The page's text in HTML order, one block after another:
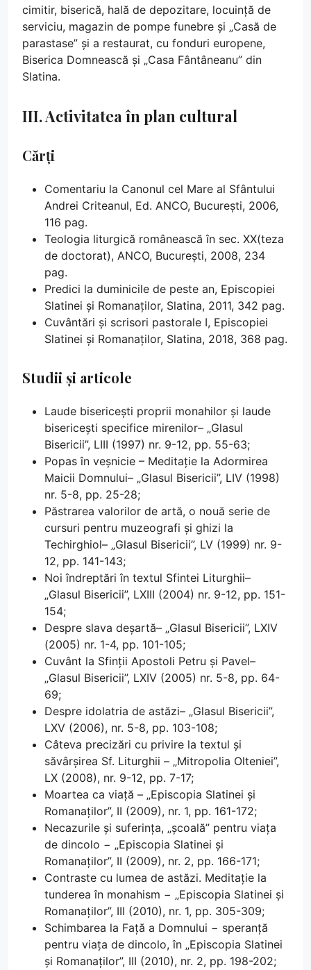
cimitir, biserică, hală de depozitare, locuință de
serviciu, magazin de pompe funebre și „Casă de
parastase” și a restaurat, cu fonduri europene,
Biserica Domnească și „Casa Fântâneanu” din
Slatina.
III. Activitatea în plan cultural
Cărți
Comentariu la Canonul cel Mare al Sfântului
Andrei Criteanul, Ed. ANCO, București, 2006,
116 pag.
Teologia liturgică românească în sec. XX(teza
de doctorat), ANCO, București, 2008, 234
pag.
Predici la duminicile de peste an, Episcopiei
Slatinei și Romanaților, Slatina, 2011, 342 pag.
Cuvântări și scrisori pastorale I, Episcopiei
Slatinei și Romanaților, Slatina, 2018, 368 pag.
Studii și articole
Laude bisericești proprii monahilor și laude
bisericești specifice mirenilor– „Glasul
Bisericii”, LIII (1997) nr. 9-12, pp. 55-63;
Popas în veșnicie – Meditație la Adormirea
Maicii Domnului– „Glasul Bisericii”, LIV (1998)
nr. 5-8, pp. 25-28;
Păstrarea valorilor de artă, o nouă serie de
cursuri pentru muzeografi și ghizi la
Techirghiol– „Glasul Bisericii”, LV (1999) nr. 9-
12, pp. 141-143;
Noi îndreptări în textul Sfintei Liturghii–
„Glasul Bisericii”, LXIII (2004) nr. 9-12, pp. 151-
154;
Despre slava deșartă– „Glasul Bisericii”, LXIV
(2005) nr. 1-4, pp. 101-105;
Cuvânt la Sfinții Apostoli Petru și Pavel–
„Glasul Bisericii”, LXIV (2005) nr. 5-8, pp. 64-
69;
Despre idolatria de astăzi– „Glasul Bisericii”,
LXV (2006), nr. 5-8, pp. 103-108;
Câteva precizări cu privire la textul și
săvârșirea Sf. Liturghii – „Mitropolia Olteniei”,
LX (2008), nr. 9-12, pp. 7-17;
Moartea ca viață – „Episcopia Slatinei și
Romanaților”, II (2009), nr. 1, pp. 161-172;
Necazurile și suferința, „școală” pentru viața
de dincolo − „Episcopia Slatinei și
Romanaților”, II (2009), nr. 2, pp. 166-171;
Contraste cu lumea de astăzi. Meditație la
tunderea în monahism − „Episcopia Slatinei și
Romanaților”, III (2010), nr. 1, pp. 305-309;
Schimbarea la Față a Domnului − speranță
pentru viața de dincolo, în „Episcopia Slatinei
și Romanaților”, III (2010), nr. 2, pp. 198-202;